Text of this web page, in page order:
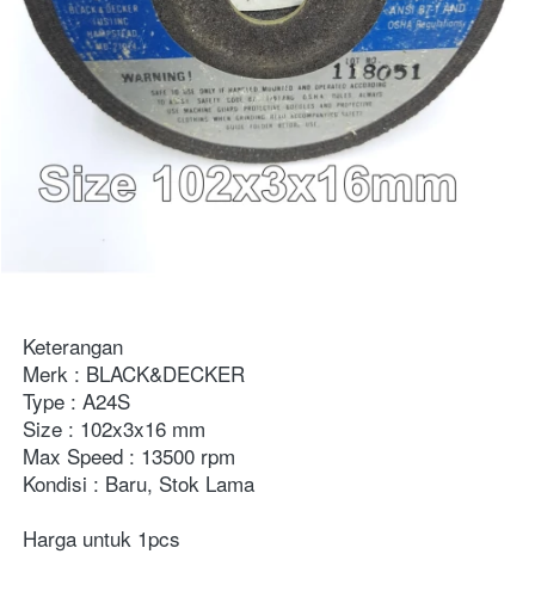
Keterangan
Merk : BLACK&DECKER
Type : A24S
Size : 102x3x16 mm
Max Speed : 13500 rpm
Kondisi : Baru, Stok Lama
Harga untuk 1pcs